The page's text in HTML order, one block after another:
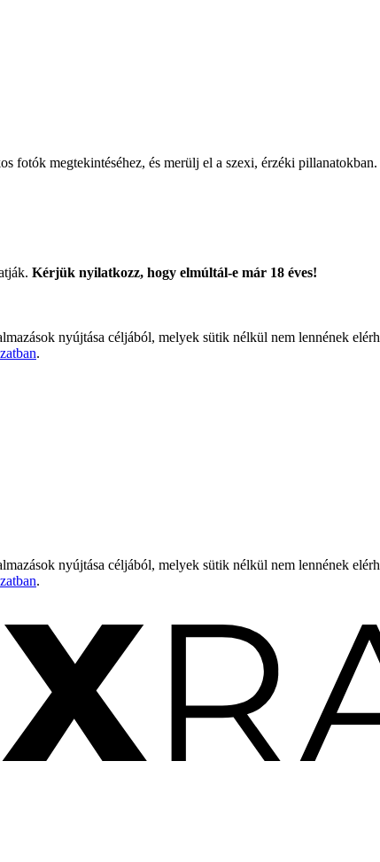
fotók megtekintéséhez, és merülj el a szexi, érzéki pillanatokban.
Kérjük nyilatkozz, hogy elmúltál-e már 18 éves!
nyújtása céljából, melyek sütik nélkül nem lennének
.
nyújtása céljából, melyek sütik nélkül nem lennének
.